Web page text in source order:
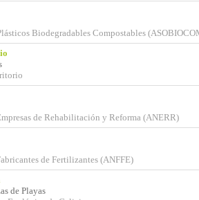
Biodegradables Compostables
de Rehabilitación y Reforma (ANERR)
de Fertilizantes (ANFFE)
de Playas